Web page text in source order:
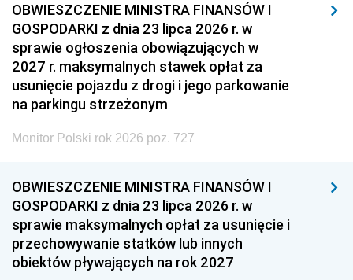
OBWIESZCZENIE MINISTRA FINANSÓW I
GOSPODARKI z dnia 23 lipca 2026 r. w
sprawie ogłoszenia obowiązujących w
2027 r. maksymalnych stawek opłat za
usunięcie pojazdu z drogi i jego parkowanie
na parkingu strzeżonym
Monitor Polski rok 2026 poz. 727
OBWIESZCZENIE MINISTRA FINANSÓW I
GOSPODARKI z dnia 23 lipca 2026 r. w
sprawie maksymalnych opłat za usunięcie i
przechowywanie statków lub innych
obiektów pływających na rok 2027